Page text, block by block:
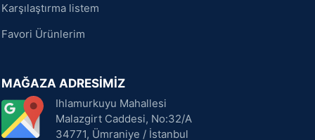
Karşılaştırma listem
Favori Ürünlerim
MAĞAZA ADRESİMİZ
Ihlamurkuyu Mahallesi
Malazgirt Caddesi, No:32/A
34771, Ümraniye / İstanbul